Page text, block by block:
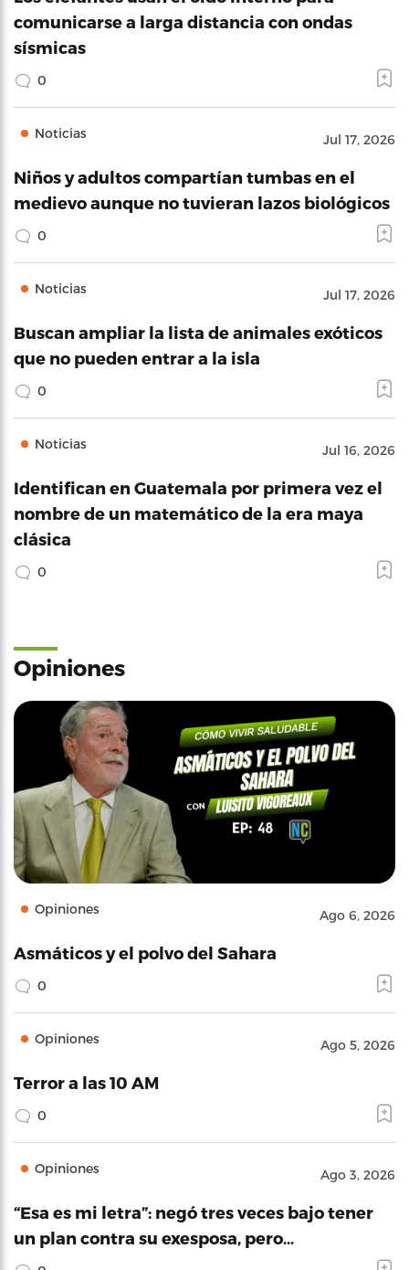
comunicarse a larga distancia con ondas
sísmicas
0
Noticias Jul 17, 2026
Niños y adultos compartían tumbas en el
medievo aunque no tuvieran lazos biológicos
0
Noticias Jul 17, 2026
Buscan ampliar la lista de animales exóticos
que no pueden entrar a la isla
0
Noticias Jul 16, 2026
Identifican en Guatemala por primera vez el
nombre de un matemático de la era maya
clásica
0
Opiniones
Opiniones Ago 6, 2026
Asmáticos y el polvo del Sahara
0
Opiniones Ago 5, 2026
Terror a las 10 AM
0
Opiniones Ago 3, 2026
“Esa es mi letra”: negó tres veces bajo tener
un plan contra su exesposa, pero…